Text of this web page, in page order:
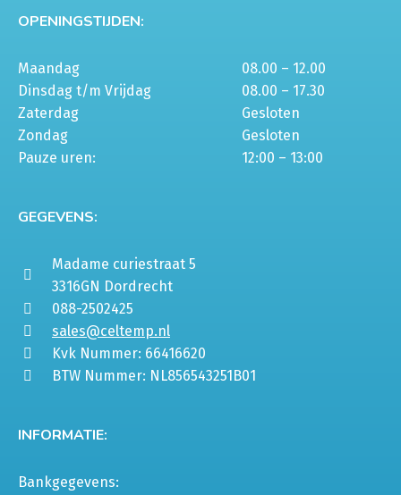
OPENINGSTIJDEN:
Maandag
08.00 – 12.00
Dinsdag t/m Vrijdag
08.00 – 17.30
Zaterdag
Gesloten
Zondag
Gesloten
Pauze uren:
12:00 – 13:00
GEGEVENS:
Madame curiestraat 5
3316GN Dordrecht
088-2502425
sales@celtemp.nl
Kvk Nummer: 66416620
BTW Nummer: NL856543251B01
INFORMATIE:
Bankgegevens: